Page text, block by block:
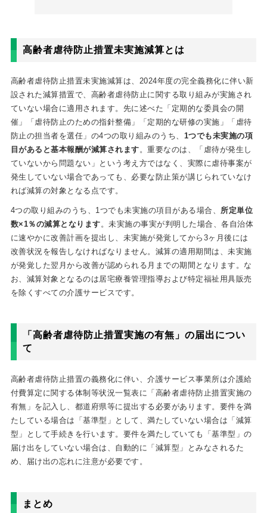
高齢者虐待防止措置未実施減算とは
高齢者虐待防止措置未実施減算は、2024年度の完全義務化に伴い新
設された減算措置で、高齢者虐待防止に関する取り組みが実施され
ていない場合に適用されます。先に述べた「定期的な委員会の開
催」「虐待防止のための指針整備」「定期的な研修の実施」「虐待
防止の担当者を選任」の4つの取り組みのうち、 1つでも未実施の項
目があると基本報酬が減算されます 。重要なのは、「虐待が発生し
ていないから問題ない」という考え方ではなく、実際に虐待事案が
発生していない場合であっても、必要な防止策が講じられていなけ
れば減算の対象となる点です。
4つの取り組みのうち、1つでも未実施の項目がある場合、 所定単位
数×1％の減算となります 。未実施の事実が判明した場合、各自治体
に速やかに改善計画を提出し、未実施が発覚してから3ヶ月後には
改善状況を報告しなければなりません。減算の適用期間は、未実施
が発覚した翌月から改善が認められる月までの期間となります。な
お、減算対象となるのは居宅療養管理指導および特定福祉用具販売
を除くすべての介護サービスです。
「高齢者虐待防止措置実施の有無」の届出につい
て
高齢者虐待防止措置の義務化に伴い、介護サービス事業所は介護給
付費算定に関する体制等状況一覧表に「高齢者虐待防止措置実施の
有無」を記入し、都道府県等に提出する必要があります。要件を満
たしている場合は「基準型」として、満たしていない場合は「減算
型」として手続きを行います。要件を満たしていても「基準型」の
届け出をしていない場合は、自動的に「減算型」とみなされるた
め、届け出の忘れに注意が必要です。
まとめ